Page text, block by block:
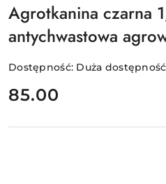
Agrotkanina czarna
antychwastowa
Dostępność: Duża dostępność
cena:
85.00